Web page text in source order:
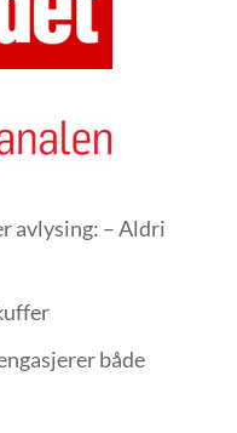
avlysing: – Aldri
både